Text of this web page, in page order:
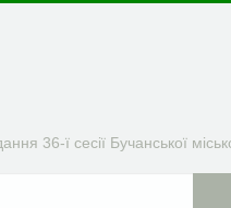
36-ї сесії Бучанської